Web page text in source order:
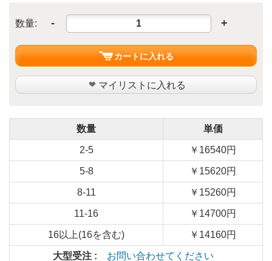
数量: - +
カートに入れる
マイリストに入れる
数量 単価
2-5 ￥16540円
5-8 ￥15620円
8-11 ￥15260円
11-16 ￥14700円
16以上(16を含む) ￥14160円
大型受注 : お問い合わせてください